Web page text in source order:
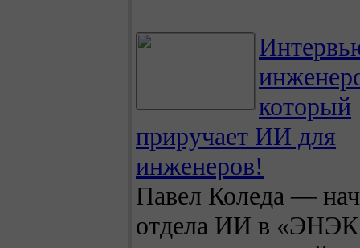
который
приручает ИИ для
инженеров!
Павел Коледа —
отдела ИИ в